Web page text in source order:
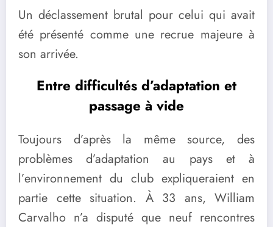
Un déclassement brutal pour celui qui avait
été présenté comme une recrue majeure à
son arrivée.
Entre difficultés d’adaptation et
passage à vide
Toujours d’après la même source, des
problèmes d’adaptation au pays et à
l’environnement du club expliqueraient en
partie cette situation. À 33 ans, William
Carvalho n’a disputé que neuf rencontres